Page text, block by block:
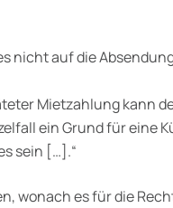
nicht auf die
Mietzahlung kann
ein Grund für eine
sein […].“
wonach es für die